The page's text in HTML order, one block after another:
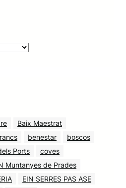
Baix Maestrat
benestar
boscos
Ports
coves
Muntanyes de Prades
EIN SERRES PAS ASE